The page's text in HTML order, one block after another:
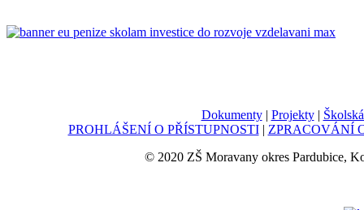
Dokumenty| Projekty|
PROHLÁŠENÍ O PŘÍSTUPNOSTI| ZPRACOVÁNÍ
© 2020 ZŠ Moravany okres Pardubice,